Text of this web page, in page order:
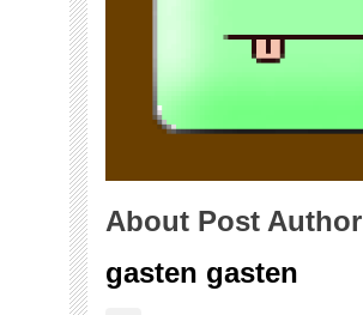
About Post Author
gasten gasten